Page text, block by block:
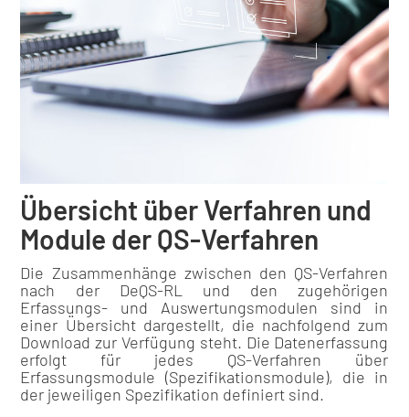
Übersicht über Verfahren und
Module der QS-Verfahren
Die Zusammenhänge zwischen den QS-Verfahren
nach der DeQS-RL und den zugehörigen
Erfassungs- und Auswertungsmodulen sind in
einer Übersicht dargestellt, die nachfolgend zum
Download zur Verfügung steht. Die Datenerfassung
erfolgt für jedes QS-Verfahren über
Erfassungsmodule (Spezifikationsmodule), die in
der jeweiligen Spezifikation definiert sind.